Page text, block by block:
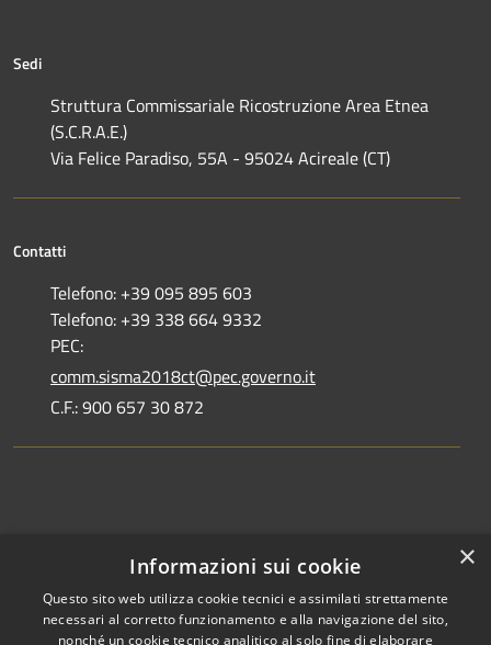
Sedi
Struttura Commissariale Ricostruzione Area Etnea
(S.C.R.A.E.)
Via Felice Paradiso, 55A - 95024 Acireale (CT)
Contatti
Telefono: +39 095 895 603
Telefono: +39 338 664 9332
PEC:
comm.sisma2018ct@pec.governo.it
C.F.: 900 657 30 872
Dichiarazione di accessibilità
×
Informazioni sui cookie
Questo sito web utilizza cookie tecnici e assimilati strettamente
necessari al corretto funzionamento e alla navigazione del sito,
nonché un cookie tecnico analitico al solo fine di elaborare